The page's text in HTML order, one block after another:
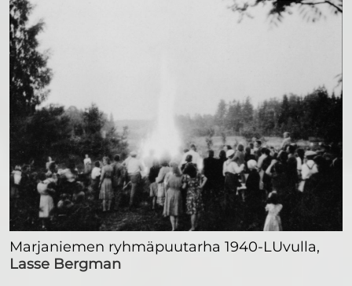
Marjaniemen ryhmäpuutarha 1940-LUvulla,
Lasse Bergman